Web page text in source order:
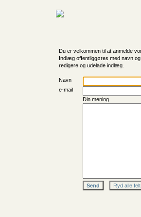
Du er velkommen til at anmelde
Indlæg offentliggøres med navn
redigere og udelade indlæg.
Navn
e-mail
Din mening